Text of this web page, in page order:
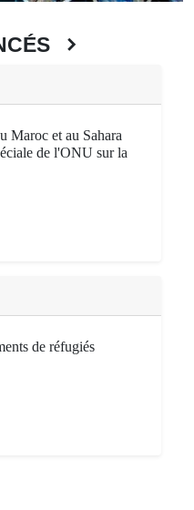
Maroc et au Sahara
de l'ONU sur la
de réfugiés